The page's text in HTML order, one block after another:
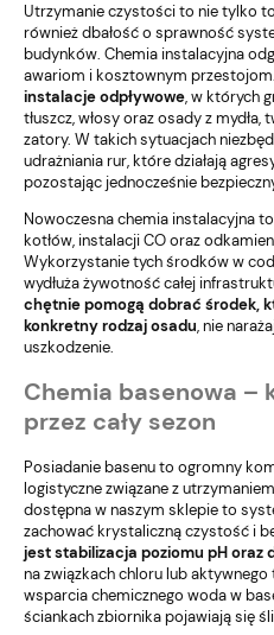
Utrzymanie czystości to nie tylko
również dbałość o sprawność
budynków. Chemia instalacyjna
awariom i kosztownym przestojom.
instalacje odpływowe, w których
tłuszcz, włosy oraz osady z
zatory. W takich sytuacjach
udrażniania rur, które działają
pozostając jednocześnie
Nowoczesna chemia instalacyjna
kotłów, instalacji CO oraz
Wykorzystanie tych środków w
wydłuża żywotność całej
chętnie pomogą dobrać środek,
konkretny rodzaj osadu, nie
uszkodzenie.
Chemia basenowa –
przez cały sezon
Posiadanie basenu to ogromny
logistyczne związane z
dostępna w naszym sklepie to
zachować krystaliczną czystość i
jest stabilizacja poziomu pH oraz
na związkach chloru lub
wsparcia chemicznego woda w
ściankach zbiornika pojawiają się